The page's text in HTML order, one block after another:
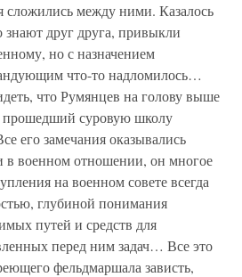
между ними. Казалось
друг друга, привыкли
но с назначением
что-то надломилось…
что Румянцев на голову выше
прошедший суровую школу
его замечания оказывались
военном отношении, он многое
на военном совете всегда
глубиной понимания
путей и средств для
перед ним задач… Все это
фельдмаршала зависть,